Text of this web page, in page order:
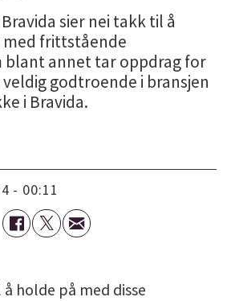
Bravida sier nei takk til å
med frittstående
blant annet tar oppdrag for
veldig godtroende i bransjen
i Bravida.
- 00:11
holde på med disse